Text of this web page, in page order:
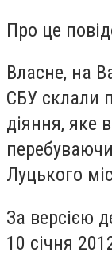
Про це
Власне, на
СБУ склали
діяння, яке
Луцького
За версією
10 січня